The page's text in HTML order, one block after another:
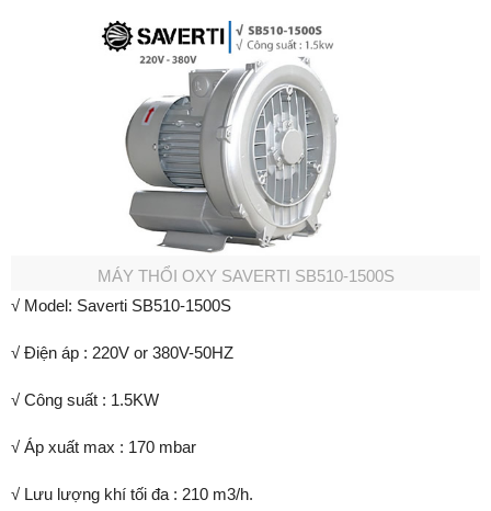
MÁY THỔI OXY SAVERTI SB510-1500S
√ Model: Saverti SB510-1500S
√ Điện áp : 220V or 380V-50HZ
√ Công suất : 1.5KW
√ Áp xuất max : 170 mbar
√ Lưu lượng khí tối đa : 210 m3/h.